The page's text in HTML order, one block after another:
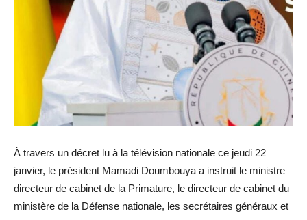
À travers un décret lu à la télévision nationale ce jeudi 22
janvier, le président Mamadi Doumbouya a instruit le ministre
directeur de cabinet de la Primature, le directeur de cabinet du
ministère de la Défense nationale, les secrétaires généraux et